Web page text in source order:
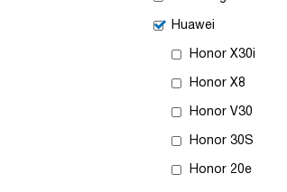
Huawei
Honor X30i
Honor X8
Honor V30
Honor 30S
Honor 20e